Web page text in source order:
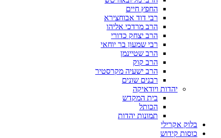
החפץ חיים
רבי דוד אבוחצירא
הרב מרדכי אליהו
הרב יצחק כדורי
רבי שמעון בר יוחאי
הרב שטיינמן
הרב קוק
הרב ישעיה מקרסטיר
רבנים שונים
יהדות ויודאיקה
בית המקדש
הכותל
תמונות יהדות
בלוק אקרילי
כוסות קידוש